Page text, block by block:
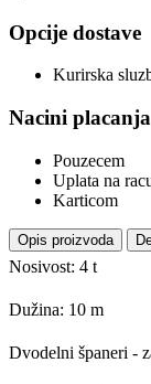
Opcije dostave
Kurirska
Nacini placanja
Pouzecem
Uplata na
Karticom
Opis proizvoda
Nosivost: 4 t
Dužina: 10 m
Dvodelni španeri -